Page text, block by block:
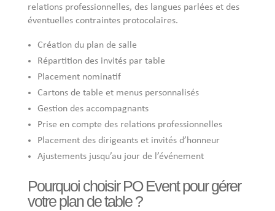
relations professionnelles, des langues parlées et des
éventuelles contraintes protocolaires.
Création du plan de salle
Répartition des invités par table
Placement nominatif
Cartons de table et menus personnalisés
Gestion des accompagnants
Prise en compte des relations professionnelles
Placement des dirigeants et invités d’honneur
Ajustements jusqu’au jour de l’événement
Pourquoi choisir PO Event pour gérer
votre plan de table ?